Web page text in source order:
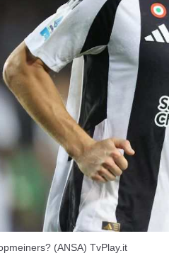
(ANSA) TvPlay.it